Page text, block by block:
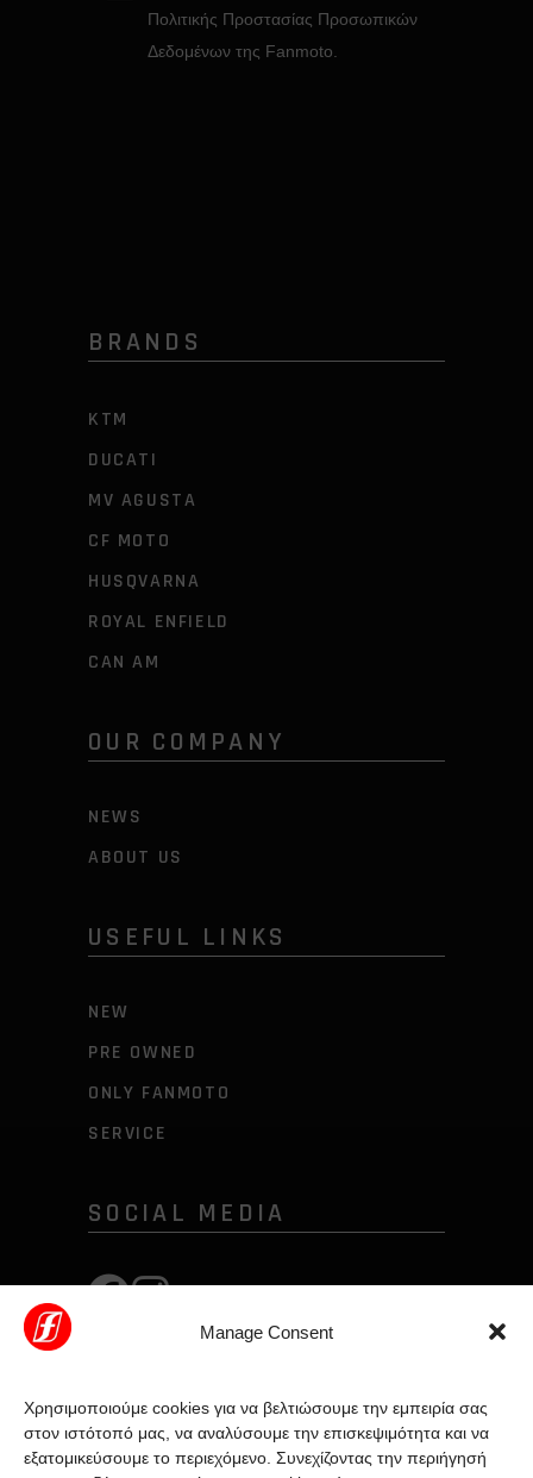
Manage Consent
Χρησιμοποιούμε cookies για να βελτιώσουμε την εμπειρία σας
στον ιστότοπό μας, να αναλύσουμε την επισκεψιμότητα και να
εξατομικεύσουμε το περιεχόμενο. Συνεχίζοντας την περιήγησή
Πολιτικής Προστασίας Προσωπικών
Δεδομένων της Fanmoto.
BRANDS
KTM
DUCATI
MV AGUSTA
CF MOTO
HUSQVARNA
ROYAL ENFIELD
CAN AM
OUR COMPANY
NEWS
ABOUT US
USEFUL LINKS
NEW
PRE OWNED
ONLY FANMOTO
SERVICE
SOCIAL MEDIA